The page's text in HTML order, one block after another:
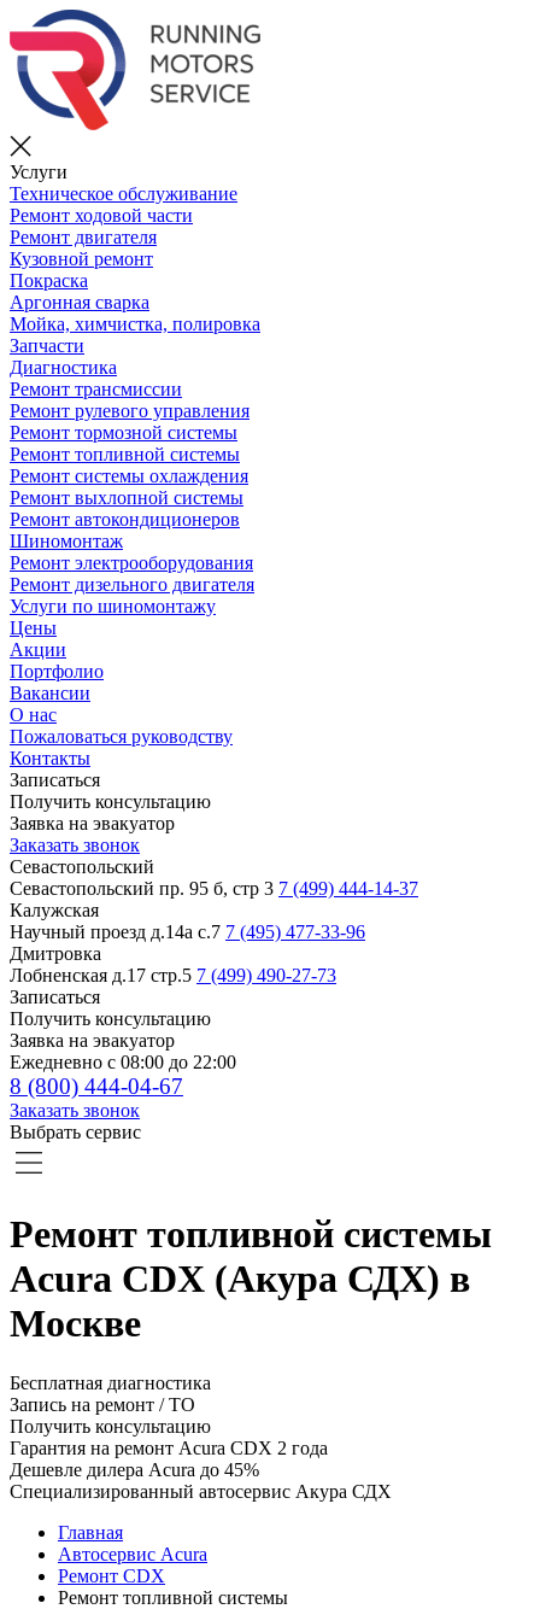
Услуги
Техническое обслуживание
Ремонт ходовой части
Ремонт двигателя
Кузовной ремонт
Покраска
Аргонная сварка
Мойка, химчистка, полировка
Запчасти
Диагностика
Ремонт трансмиссии
Ремонт рулевого управления
Ремонт тормозной системы
Ремонт топливной системы
Ремонт системы охлаждения
Ремонт выхлопной системы
Ремонт автокондиционеров
Шиномонтаж
Ремонт электрооборудования
Ремонт дизельного двигателя
Услуги по шиномонтажу
Цены
Акции
Портфолио
Вакансии
О нас
Пожаловаться руководству
Контакты
Записаться
Получить консультацию
Заявка на эвакуатор
Заказать звонок
Севастопольский
Севастопольский пр. 95 б, стр 3 7 (499) 444-14-37
Калужская
Научный проезд д.14а с.7 7 (495) 477-33-96
Дмитровка
Лобненская д.17 стр.5 7 (499) 490-27-73
Записаться
Получить консультацию
Заявка на эвакуатор
Ежедневно с 08:00 до 22:00
8 (800) 444-04-67
Заказать звонок
Выбрать сервис
Ремонт топливной системы
Acura CDX (Акура СДХ) в
Москве
Бесплатная диагностика
Запись на ремонт / ТО
Получить консультацию
Гарантия на ремонт Acura CDX 2 года
Дешевле дилера Acura до 45%
Специализированный автосервис Акура СДХ
Главная
Автосервис Acura
Ремонт CDX
Ремонт топливной системы